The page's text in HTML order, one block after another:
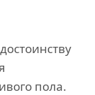
пола.